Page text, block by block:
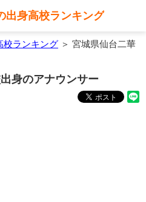
出身高校ランキング
校ランキング ＞ 宮城県仙台二華
身のアナウンサー